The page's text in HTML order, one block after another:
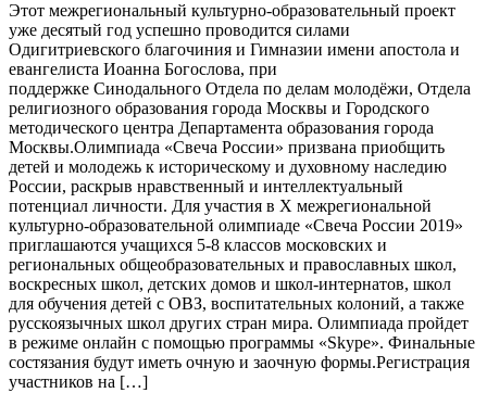
Этот межрегиональный культурно-образовательный проект
уже десятый год успешно проводится силами
Одигитриевского благочиния и Гимназии имени апостола и
евангелиста Иоанна Богослова, при
поддержке Синодального Отдела по делам молодёжи, Отдела
религиозного образования города Москвы и Городского
методического центра Департамента образования города
Москвы.Олимпиада «Свеча России» призвана приобщить
детей и молодежь к историческому и духовному наследию
России, раскрыв нравственный и интеллектуальный
потенциал личности. Для участия в X межрегиональной
культурно-образовательной олимпиаде «Свеча России 2019»
приглашаются учащихся 5-8 классов московских и
региональных общеобразовательных и православных школ,
воскресных школ, детских домов и школ-интернатов, школ
для обучения детей с ОВЗ, воспитательных колоний, а также
русскоязычных школ других стран мира. Олимпиада пройдет
в режиме онлайн с помощью программы «Skype». Финальные
состязания будут иметь очную и заочную формы.Регистрация
участников на […]